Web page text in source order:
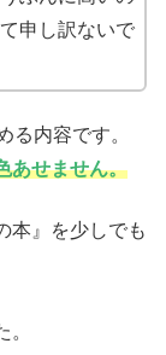
申し訳ないで
る内容です。
あせません。
本』を少しでも